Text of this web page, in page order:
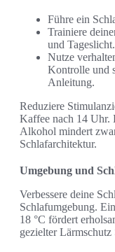
Führe ein
Trainiere
und Tageslicht.
Nutze
Kontrolle und
Anleitung.
Reduziere
Kaffee nach 14 Uhr.
Alkohol mindert
Schlafarchitektur.
Umgebung und
Verbessere deine
Schlafumgebung.
18 °C fördert
gezielter